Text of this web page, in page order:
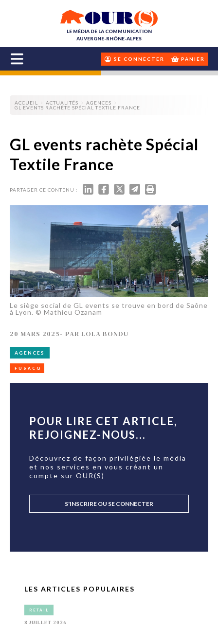
LE MÉDIA DE LA COMMUNICATION
AUVERGNE-RHÔNE-ALPES
SE CONNECTER PANIER
ACCUEIL ACTUALITÉS
AGENCES
GL EVENTS RACHÈTE SPÉCIAL TEXTILE FRANCE
GL events rachète Spécial
Textile France
PARTAGER CE CONTENU :
Le siège social de GL events se trouve en bord de Saône
à Lyon. © Mathieu Ozanam
20 MARS 2025- PAR LOLA BONDU
AGENCES
FUSACQ
POUR LIRE CET ARTICLE,
REJOIGNEZ-NOUS...
Découvrez de façon privilégiée le média
et nos services en vous créant un
compte sur OUR(S)
S'INSCRIRE OU SE CONNECTER
LES ARTICLES POPULAIRES
RETAIL
8 JUILLET 2026